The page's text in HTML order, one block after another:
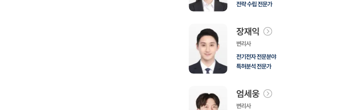
전략 수립 전문가
장재익
변리사
전기전자 전문분야
특허분석 전문가
엄세웅
변리사